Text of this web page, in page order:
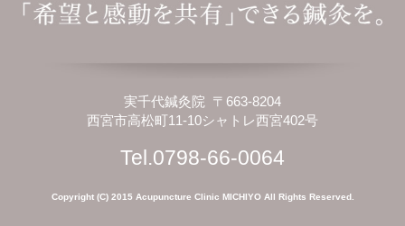
実千代鍼灸院 〒663-8204
西宮市高松町11-10シャトレ西宮402号
Tel.0798-66-0064
Copyright (C) 2015 Acupuncture Clinic MICHIYO All Rights Reserved.